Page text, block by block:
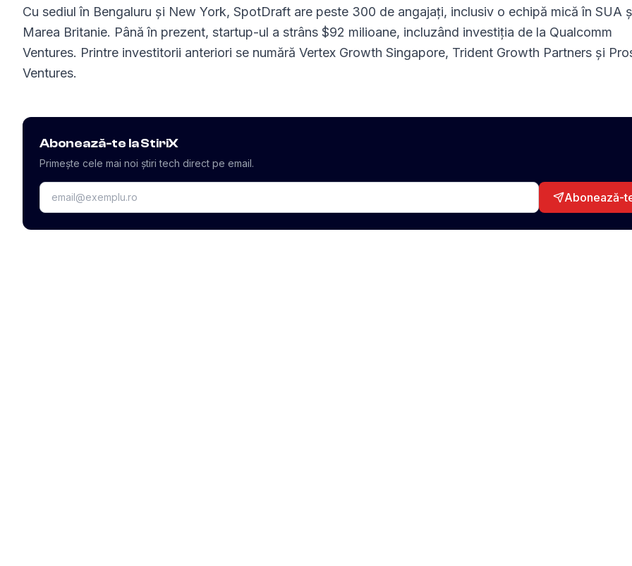
Cu sediul în Bengaluru și New York, SpotDraft are peste 300 de angajați, inclusiv o echipă mică în SUA
Marea Britanie. Până în prezent, startup-ul a strâns $92 milioane, incluzând investiția de la Qualcomm
Ventures. Printre investitorii anteriori se numără Vertex Growth Singapore, Trident Growth Partners și
Ventures.
Abonează-te la StiriX
Primește cele mai noi știri tech direct pe email.
Abonează-